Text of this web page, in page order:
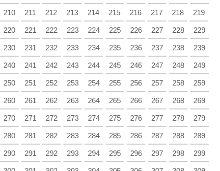
210 211 212 213 214 215 216 217 218 219
220 221 222 223 224 225 226 227 228 229
230 231 232 233 234 235 236 237 238 239
240 241 242 243 244 245 246 247 248 249
250 251 252 253 254 255 256 257 258 259
260 261 262 263 264 265 266 267 268 269
270 271 272 273 274 275 276 277 278 279
280 281 282 283 284 285 286 287 288 289
290 291 292 293 294 295 296 297 298 299